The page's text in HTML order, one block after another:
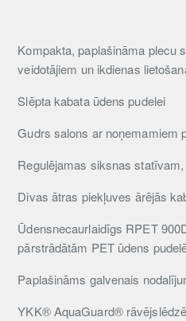
Kompakta, paplašināma plecu
veidotājiem un ikdienas
Slēpta kabata ūdens pudelei
Gudrs salons ar noņemamiem
Regulējamas siksnas
Divas ātras piekļuves ārējās
Ūdensnecaurlaidīgs RPET
pārstrādātām PET ūdens
Paplašināms galvenais
YKK® AquaGuard®